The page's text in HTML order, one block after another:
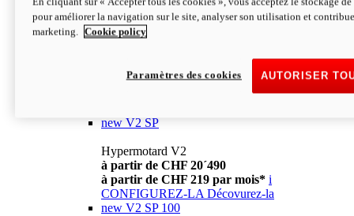
à partir de CHF 13´990 i
CONFIGUREZ-LA Décovurez-la
newV2
à partir de CHF 15´990
à partir de CHF 169 par mois* i
new V2 SP
Hypermotard V2
à partir de CHF 20´490
à partir de CHF 219 par mois* i
CONFIGUREZ-LA Décovurez-la
new V2 SP 100
pour améliorer la navigation sur le site, analyser son utilisation et
marketing.
Cookie policy
AUTORISER
Paramètres des cookies